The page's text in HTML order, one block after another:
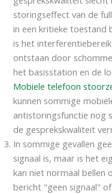
storingseffect van de
in een kritieke toestand
is het
ontstaan door
het basisstation en de
Mobiele telefoon
kunnen sommige
antistoringsfunctie nog
de gesprekskwaliteit
In sommige gevallen
signaal is, maar is het
kan niet normaal bellen
bericht "geen signaal"